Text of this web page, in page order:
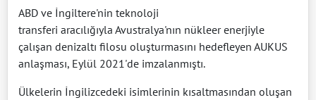
ABD ve İngiltere'nin teknoloji
transferi aracılığıyla Avustralya'nın nükleer enerjiyle
çalışan denizaltı filosu oluşturmasını hedefleyen AUKUS
anlaşması, Eylül 2021'de imzalanmıştı.
Ülkelerin İngilizcedeki isimlerinin kısaltmasından oluşan